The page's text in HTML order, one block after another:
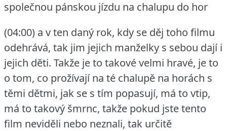
společnou pánskou jízdu na chalupu do hor
(04:00) a v ten daný rok, kdy se děj toho filmu
odehrává, tak jim jejich manželky s sebou dají i
jejich děti. Takže je to takové velmi hravé, je to
o tom, co prožívají na té chalupě na horách s
těmi dětmi, jak se s tím popasují, má to vtip,
má to takový šmrnc, takže pokud jste tento
film neviděli nebo neznali, tak určitě